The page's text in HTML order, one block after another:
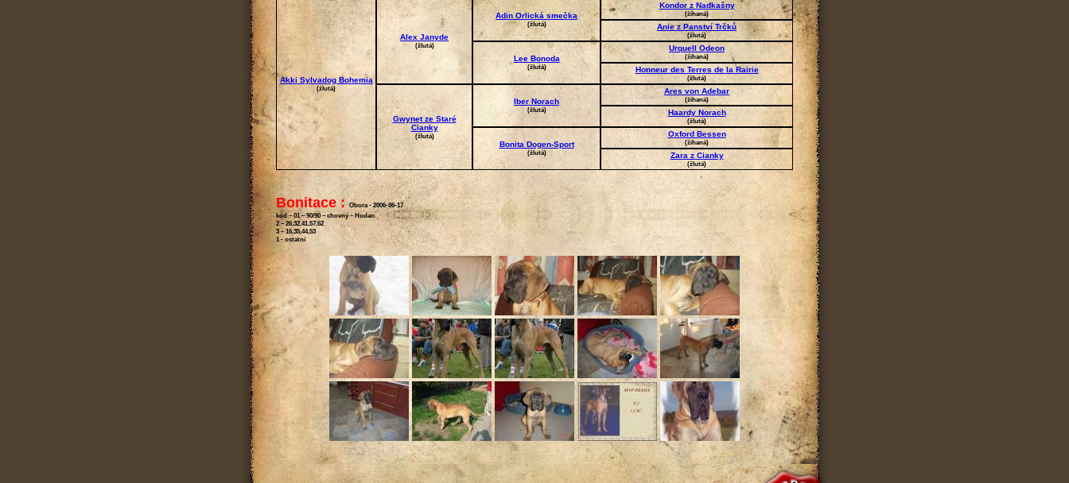
Akki Sylvadog Bohemia
(žlutá)
Alex Janyde
(žlutá)
Adin Orlická smečka
(žlutá)
Kondor z Nadkašny
(žíhaná)
Anie z Panství Trčků
(žlutá)
Lee Bonoda
(žlutá)
Urquell Odeon
(žíhaná)
Honneur des Terres de la Rairie
(žlutá)
Gwynet ze Staré
Cianky
(žlutá)
Iber Norach
(žlutá)
Ares von Adebar
(žíhaná)
Haardy Norach
(žlutá)
Bonita Dogen-Sport
(žlutá)
Oxford Bessen
(žíhaná)
Zara z Cianky
(žlutá)
Bonitace :Obora - 2006-06-17
kód – 01 – 90/90 – chovný – Hodan
2 – 26,32,41,57,62
3 – 16,35,44,53
1 - ostatní